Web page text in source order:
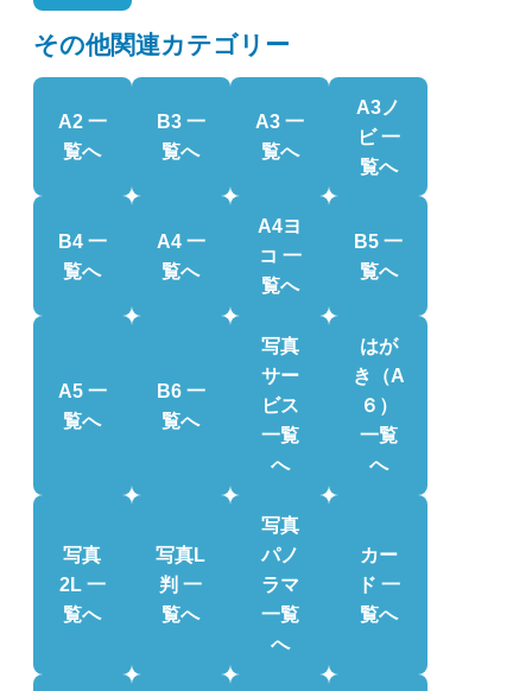
その他関連カテゴリー
A2 一
覧へ
B3 一
覧へ
A3 一
覧へ
A3ノ
ビ 一
覧へ
B4 一
覧へ
A4 一
覧へ
A4ヨ
コ 一
覧へ
B5 一
覧へ
A5 一
覧へ
B6 一
覧へ
写真
サー
ビス
一覧
へ
はが
き（A
６）
一覧
へ
写真
2L 一
覧へ
写真L
判 一
覧へ
写真
パノ
ラマ
一覧
へ
カー
ド 一
覧へ